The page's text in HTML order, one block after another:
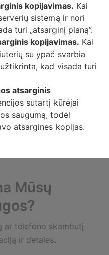
kopijavimas. Kai
sistemą ir nori
turi „atsarginį planą”.
kopijavimas. Kai
su ypač svarbia
kad visada turi
atsarginis
sutartį kūrėjai
saugumą, todėl
atsargines kopijas.
Mūsų
ar telefono skambutį
ir detales.